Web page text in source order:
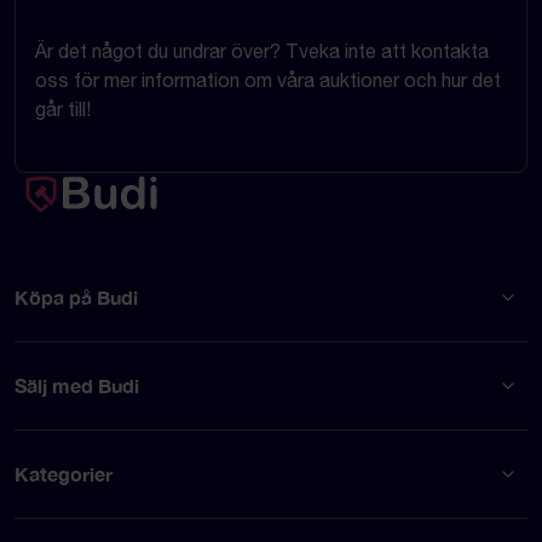
Är det något du undrar över? Tveka inte att kontakta
oss för mer information om våra auktioner och hur det
går till!
Köpa på Budi
Sälj med Budi
Kategorier